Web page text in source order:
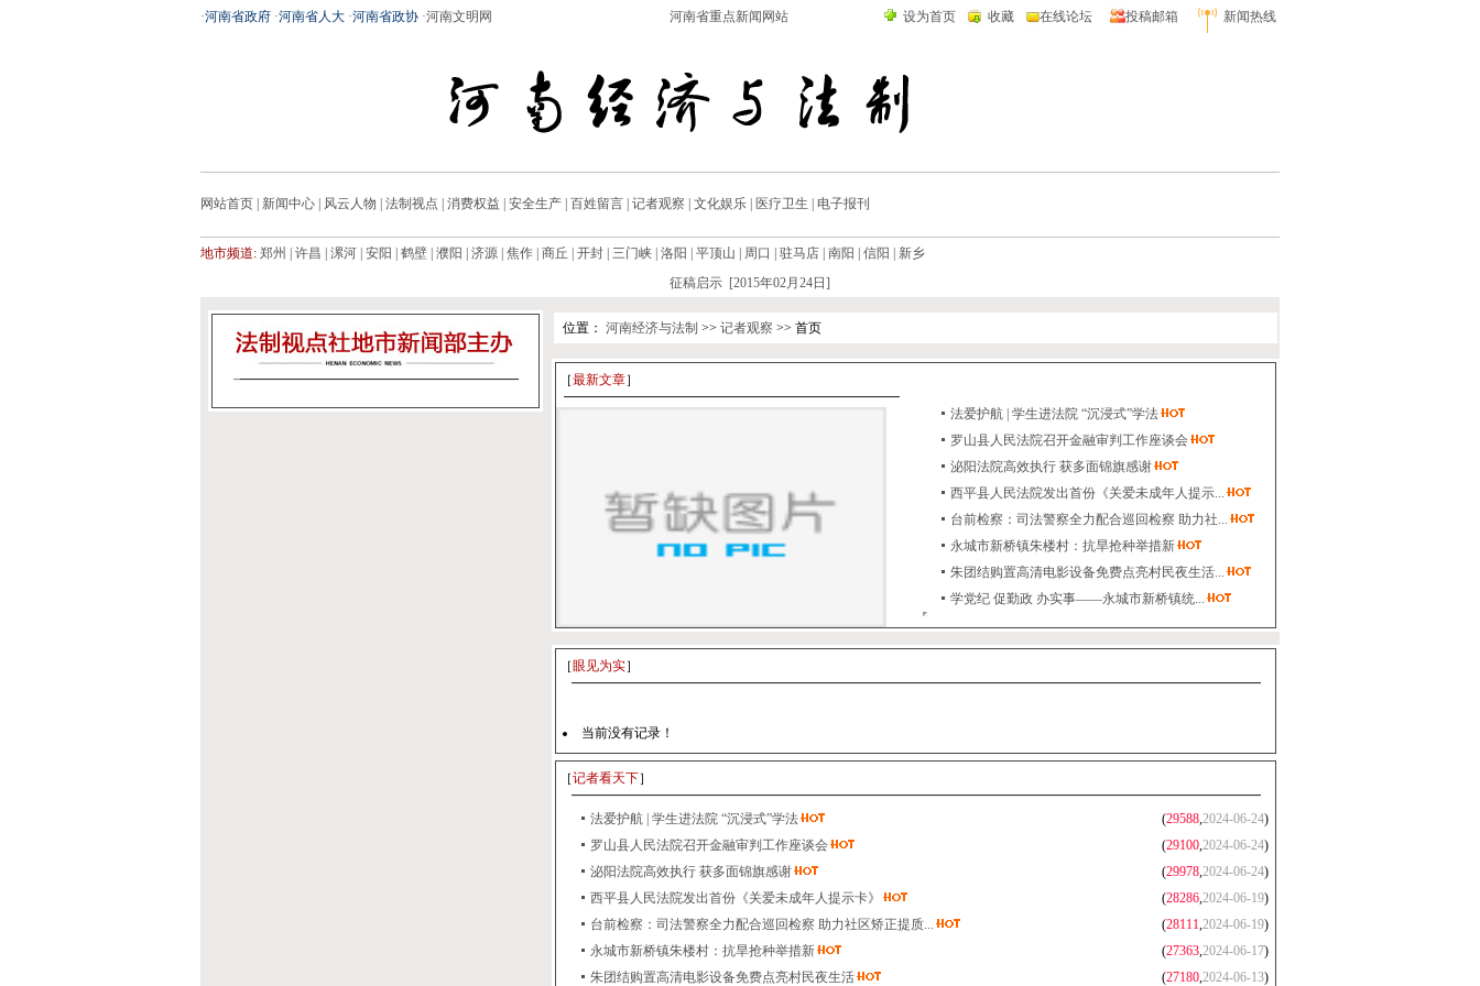
·河南省政府 ·河南省人大 ·河南省政协 ·河南文明网 河南省重点新闻网站 设为首页 收藏 在线论坛 投稿邮箱 新闻热线
网站首页 新闻中心 风云人物 法制视点 消费权益 安全生产 百姓留言 记者观察 文化娱乐 医疗卫生 电子报刊
地市频道: 郑州 许昌 漯河 安阳 鹤壁 濮阳 济源 焦作 商丘 开封 三门峡 洛阳 平顶山 周口 驻马店 南阳 信阳
新乡
征稿启示 [2015年02月24日]
位置： 河南经济与法制 >> 记者观察 >> 首页
［最新文章］
法爱护航 | 学生进法院 “沉浸式”学法
罗山县人民法院召开金融审判工作座谈会
泌阳法院高效执行 获多面锦旗感谢
西平县人民法院发出首份《关爱未成年人提示...
台前检察：司法警察全力配合巡回检察 助力社...
永城市新桥镇朱楼村：抗旱抢种举措新
朱团结购置高清电影设备免费点亮村民夜生活...
学党纪 促勤政 办实事——永城市新桥镇统...
［ 眼见为实］
当前没有记录！
［记者看天下］
法爱护航 | 学生进法院 “沉浸式”学法 (29588,2024-06-24)
罗山县人民法院召开金融审判工作座谈会
(29100,2024-06-24)
泌阳法院高效执行 获多面锦旗感谢
(29978,2024-06-24)
西平县人民法院发出首份《关爱未成年人提示卡》
(28286,2024-06-19)
台前检察：司法警察全力配合巡回检察 助力社区矫正提质...
(28111,2024-06-19)
永城市新桥镇朱楼村：抗旱抢种举措新
(27363,2024-06-17)
朱团结购置高清电影设备免费点亮村民夜生活
(27180,2024-06-13)